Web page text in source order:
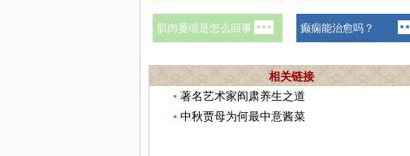
相关链接
著名艺术家阎肃养生之道
中秋贾母为何最中意酱菜